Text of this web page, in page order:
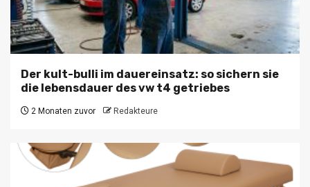
Der kult-bulli im dauereinsatz: so sichern sie
die lebensdauer des vw t4 getriebes
2 Monaten zuvor Redakteure